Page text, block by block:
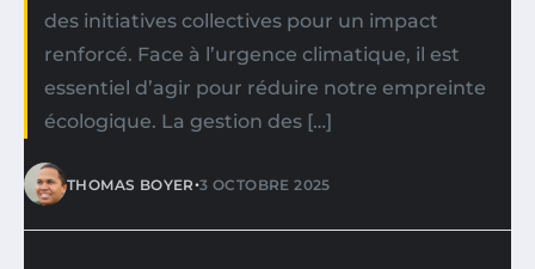
des initiatives collectives pour un impact
renforcé. Face à l’urgence climatique, il est
essentiel d’agir pour réduire notre empreinte
écologique. La gestion des […]
THOMAS BOYER•3 OCTOBRE 2025